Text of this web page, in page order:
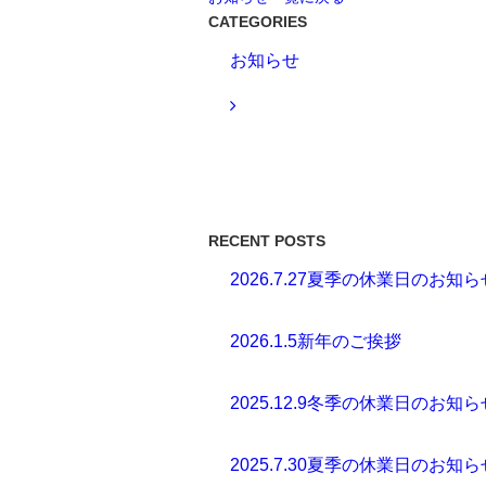
CATEGORIES
お知らせ
RECENT POSTS
2026.7.27夏季の休業日のお知ら
2026.1.5新年のご挨拶
2025.12.9冬季の休業日のお知ら
2025.7.30夏季の休業日のお知ら